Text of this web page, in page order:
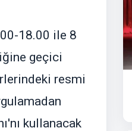
18.00 ile 8
geçici
resmi
kullanacak